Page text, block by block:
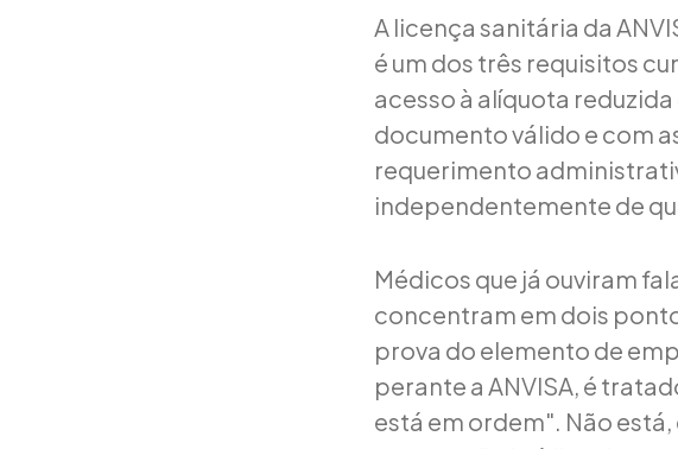
A licença sanitária da
é um dos três requisitos
acesso à alíquota reduzida
documento válido e com
requerimento
independentemente de
Médicos que já ouviram
concentram em dois
prova do elemento de
perante a ANVISA, é
está em ordem". Não